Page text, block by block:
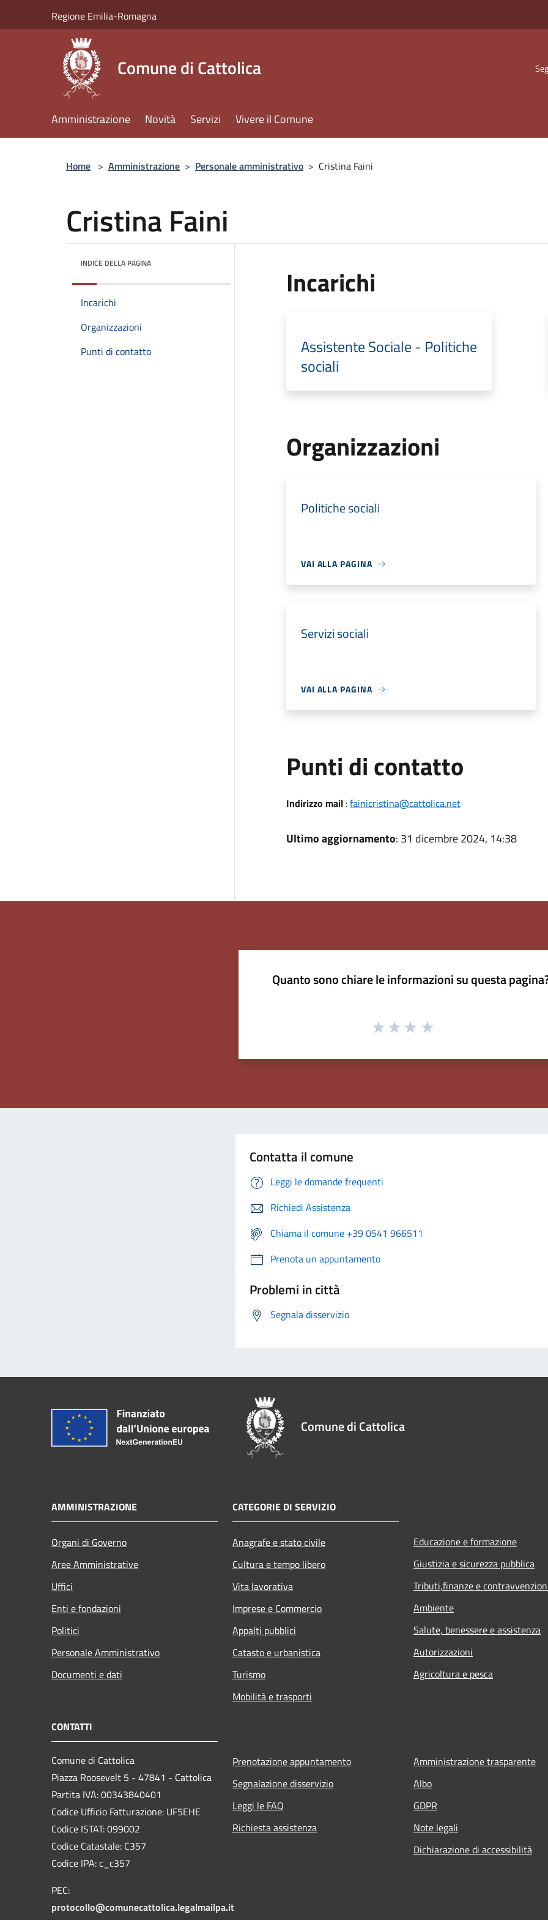
Regione Emilia-Romagna
Comune di Cattolica
Amministrazione Novità Servizi Vivere il Comune
Home > Amministrazione > Personale amministrativo > Cristina Faini
Cristina Faini
INDICE DELLA PAGINA
Incarichi
Organizzazioni
Punti di contatto
Incarichi
Assistente Sociale - Politiche
sociali
Organizzazioni
Politiche sociali
VAI ALLA PAGINA
Servizi sociali
VAI ALLA PAGINA
Punti di contatto
Indirizzo mail:fainicristina@cattolica.net
Ultimo aggiornamento: 31 dicembre 2024, 14:38
Quanto sono chiare le informazioni su questa
Contatta il comune
Leggi le domande frequenti
Richiedi Assistenza
Chiama il comune +39 0541 966511
Prenota un appuntamento
Problemi in città
Segnala disservizio
Comune di Cattolica
AMMINISTRAZIONE
Organi di Governo
Aree Amministrative
Uffici
Enti e fondazioni
Politici
Personale Amministrativo
Documenti e dati
CATEGORIE DI SERVIZIO
Anagrafe e stato civile
Cultura e tempo libero
Vita lavorativa
Imprese e Commercio
Appalti pubblici
Catasto e urbanistica
Turismo
Mobilità e trasporti
Educazione e formazione
Giustizia e sicurezza pubblica
Tributi,finanze e
Ambiente
Salute, benessere e assistenza
Autorizzazioni
Agricoltura e pesca
CONTATTI
Comune di Cattolica
Piazza Roosevelt 5 - 47841 - Cattolica
Partita IVA: 00343840401
Codice Ufficio Fatturazione: UF5EHE
Codice ISTAT: 099002
Codice Catastale: C357
Codice IPA: c_c357
PEC:
protocollo@comunecattolica.legalmailpa.it
Prenotazione appuntamento
Segnalazione disservizio
Leggi le FAQ
Richiesta assistenza
Amministrazione trasparente
Albo
GDPR
Note legali
Dichiarazione di accessibilità